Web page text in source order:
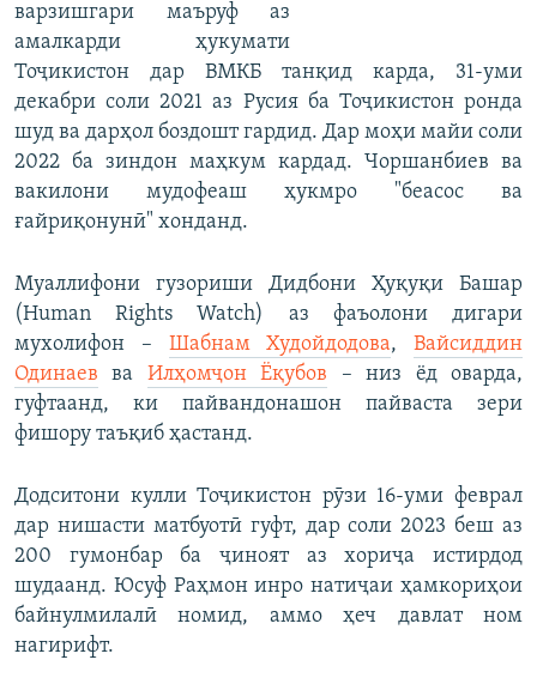
варзишгари маъруф аз
амалкарди ҳукумати
Тоҷикистон дар ВМКБ танқид карда, 31-уми
декабри соли 2021 аз Русия ба Тоҷикистон ронда
шуд ва дарҳол боздошт гардид. Дар моҳи майи соли
2022 ба зиндон маҳкум кардад. Чоршанбиев ва
вакилони мудофеаш ҳукмро "беасос ва
ғайриқонунӣ" хонданд.
Муаллифони гузориши Дидбони Ҳуқуқи Башар
(Human Rights Watch) аз фаъолони дигари
мухолифон – Шабнам Худойдодова, Вайсиддин
Одинаев ва Илҳомҷон Ёқубов – низ ёд оварда,
гуфтаанд, ки пайвандонашон пайваста зери
фишору таъқиб ҳастанд.
Додситони кулли Тоҷикистон рӯзи 16-уми феврал
дар нишасти матбуотӣ гуфт, дар соли 2023 беш аз
200 гумонбар ба ҷиноят аз хориҷа истирдод
шудаанд. Юсуф Раҳмон инро натиҷаи ҳамкориҳои
байнулмилалӣ номид, аммо ҳеч давлат ном
нагирифт.